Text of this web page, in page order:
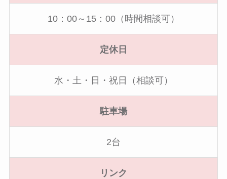
10：00～15：00（時間相談可）
定休日
水・土・日・祝日（相談可）
駐車場
2台
リンク